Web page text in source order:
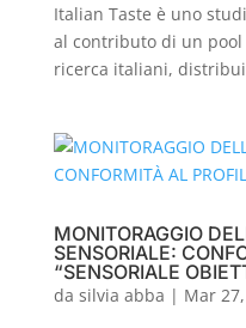
Italian Taste è uno
al contributo di un
ricerca italiani,
MONITORAGGIO
SENSORIALE:
“SENSORIALE
da silvia abba | Mar